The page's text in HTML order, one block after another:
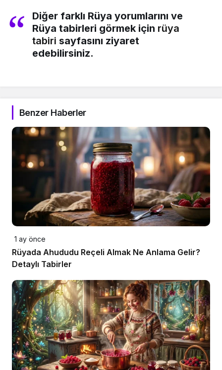
Diğer farklı Rüya yorumlarını ve
Rüya tabirleri görmek için rüya
tabiri sayfasını ziyaret
edebilirsiniz.
Benzer Haberler
1 ay önce
Rüyada Ahududu Reçeli Almak Ne Anlama Gelir?
Detaylı Tabirler